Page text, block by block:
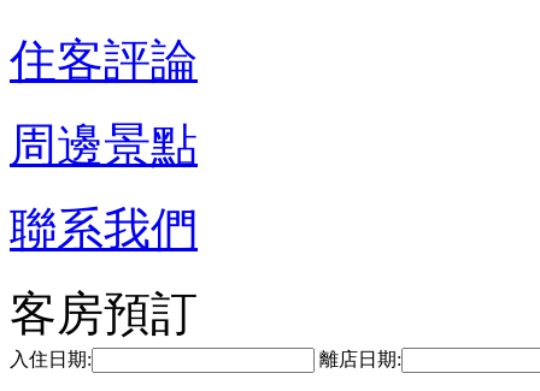
住客評論
周邊景點
聯系我們
客房預訂
入住日期: 離店日期: